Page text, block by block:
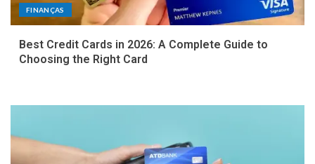
FINANÇAS
Best Credit Cards in 2026: A Complete Guide to
Choosing the Right Card